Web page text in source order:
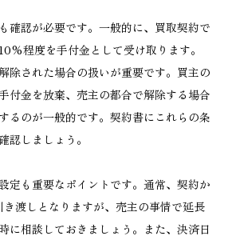
確認が必要です。一般的に、買取契約で
程度を手付金として受け取ります。
除された場合の扱いが重要です。買主の
付金を放棄、売主の都合で解除する場合
るのが一般的です。契約書にこれらの条
認しましょう。
定も重要なポイントです。通常、契約か
き渡しとなりますが、売主の事情で延長
に相談しておきましょう。また、決済日